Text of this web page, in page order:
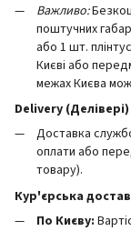
Важливо:
поштучних
або 1 шт.
Києві або
межах Києва
Delivery (Делівері)
Доставка
оплати або
товару).
Кур'єрська
По Києву: